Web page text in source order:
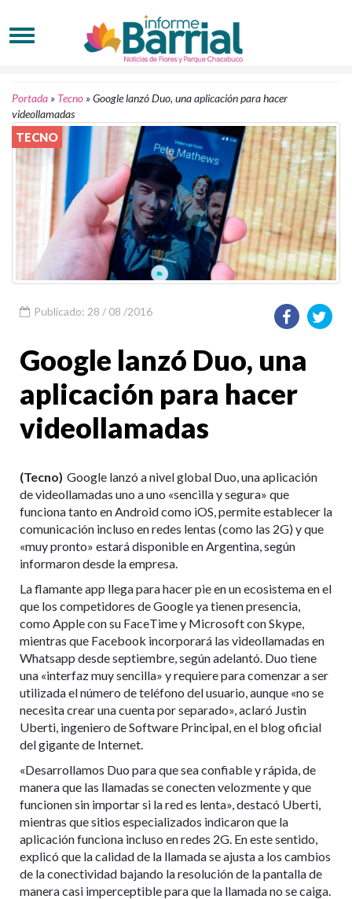
Portada » Tecno »Google lanzó Duo, una aplicación para hacer
videollamadas
TECNO
Publicado: 28 / 08 /2016
Google lanzó Duo, una
aplicación para hacer
videollamadas
(Tecno) Google lanzó a nivel global Duo, una aplicación
de videollamadas uno a uno «sencilla y segura» que
funciona tanto en Android como iOS, permite establecer la
comunicación incluso en redes lentas (como las 2G) y que
«muy pronto» estará disponible en Argentina, según
informaron desde la empresa.
La flamante app llega para hacer pie en un ecosistema en el
que los competidores de Google ya tienen presencia,
como Apple con su FaceTime y Microsoft con Skype,
mientras que Facebook incorporará las videollamadas en
Whatsapp desde septiembre, según adelantó. Duo tiene
una «interfaz muy sencilla» y requiere para comenzar a ser
utilizada el número de teléfono del usuario, aunque «no se
necesita crear una cuenta por separado», aclaró Justin
Uberti, ingeniero de Software Principal, en el blog oficial
del gigante de Internet.
«Desarrollamos Duo para que sea confiable y rápida, de
manera que las llamadas se conecten velozmente y que
funcionen sin importar si la red es lenta», destacó Uberti,
mientras que sitios especializados indicaron que la
aplicación funciona incluso en redes 2G. En este sentido,
explicó que la calidad de la llamada se ajusta a los cambios
de la conectividad bajando la resolución de la pantalla de
manera casi imperceptible para que la llamada no se caiga.